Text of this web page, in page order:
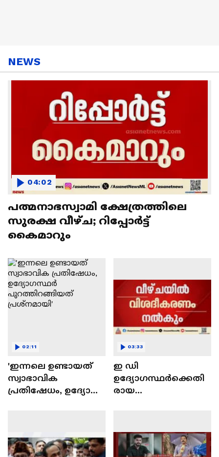
NEWS
പത്മനാഭസ്വാമി ക്ഷേത്രത്തിലെ
സുരക്ഷ വീഴ്ച; റിപ്പോർട്ട്
കൈമാറും
04:02
'ഇന്നലെ ഉണ്ടായത്
സ്വാഭാവിക
പ്രതിഷേധം, ഉദ്യോ​
02:11
ഇ ഡി
ഉദ്യോഗസ്ഥർക്കെതി
രായ
വിളിപ്പിച്ച് ആഭ്യന്തര
മന്ത്രി
03:33